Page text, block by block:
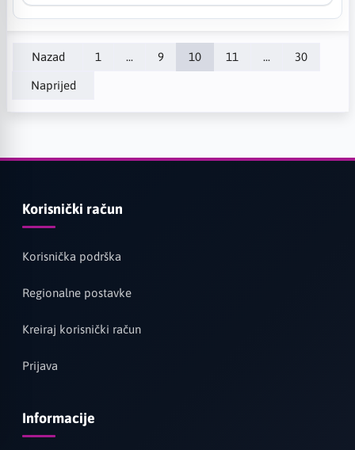
Nazad 1 ... 9 10 11 ... 30
Naprijed
Korisnički račun
Korisnička podrška
Regionalne postavke
Kreiraj korisnički račun
Prijava
Informacije